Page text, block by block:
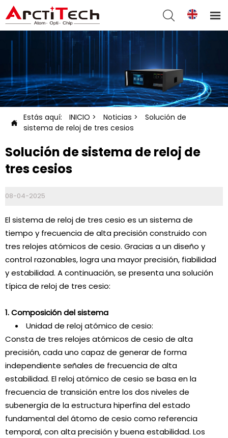
 

Estás aquí: INICIO > Noticias >
Solución de
sistema de reloj de tres cesios
Solución de sistema de reloj de
tres cesios
08-04-2025
El sistema de reloj de tres cesio es un sistema de
tiempo y frecuencia de alta precisión construido con
tres relojes atómicos de cesio. Gracias a un diseño y
control razonables, logra una mayor precisión, fiabilidad
y estabilidad. A continuación, se presenta una solución
típica de reloj de tres cesio:
1. Composición del sistema
Unidad de reloj atómico de cesio:
Consta de tres relojes atómicos de cesio de alta
precisión, cada uno capaz de generar de forma
independiente señales de frecuencia de alta
estabilidad. El reloj atómico de cesio se basa en la
frecuencia de transición entre los dos niveles de
subenergía de la estructura hiperfina del estado
fundamental del átomo de cesio como referencia
temporal, con alta precisión y buena estabilidad. Los